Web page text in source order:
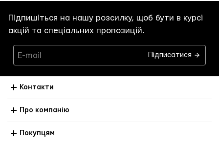
Підпишіться на нашу розсилку, щоб бути в курсі
акцій та спеціальних пропозицій.
Підписатися
Контакти
Про компанію
Покупцям